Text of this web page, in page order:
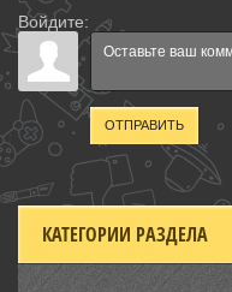
Войдите:
ОТПРАВИТЬ
КАТЕГОРИИ РАЗДЕЛА